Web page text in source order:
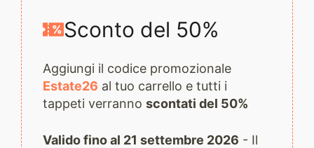
Sconto del 50%
Aggiungi il codice promozionale
Estate26 al tuo carrello e tutti i
tappeti verranno scontati del 50%
Valido fino al 21 settembre 2026 - Il